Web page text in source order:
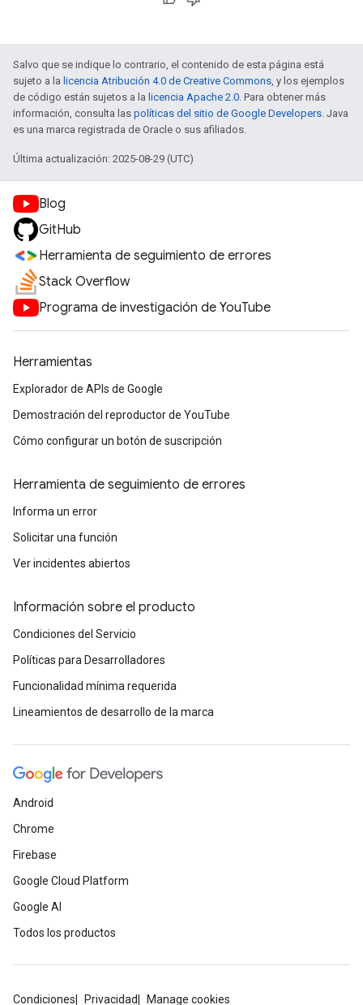
Salvo que se indique lo contrario, el contenido de esta página está
sujeto a la licencia Atribución 4.0 de Creative Commons, y los ejemplos
de código están sujetos a la licencia Apache 2.0. Para obtener más
información, consulta las políticas del sitio de Google Developers. Java
es una marca registrada de Oracle o sus afiliados.
Última actualización: 2025-08-29 (UTC)
Blog
GitHub
Herramienta de seguimiento de errores
Stack Overflow
Programa de investigación de YouTube
Herramientas
Explorador de APIs de Google
Demostración del reproductor de YouTube
Cómo configurar un botón de suscripción
Herramienta de seguimiento de errores
Informa un error
Solicitar una función
Ver incidentes abiertos
Información sobre el producto
Condiciones del Servicio
Políticas para Desarrolladores
Funcionalidad mínima requerida
Lineamientos de desarrollo de la marca
Android
Chrome
Firebase
Google Cloud Platform
Google AI
Todos los productos
Condiciones Privacidad Manage cookies